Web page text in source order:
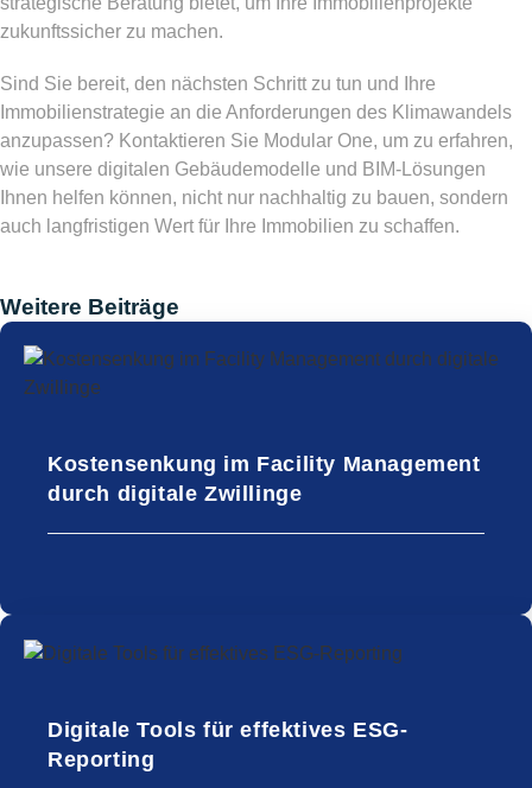
zukunftssicher zu machen.
Sind Sie bereit, den nächsten Schritt zu tun und Ihre
Immobilienstrategie an die Anforderungen des Klimawandels
anzupassen? Kontaktieren Sie Modular One, um zu erfahren,
wie unsere digitalen Gebäudemodelle und BIM-Lösungen
Ihnen helfen können, nicht nur nachhaltig zu bauen, sondern
auch langfristigen Wert für Ihre Immobilien zu schaffen.
Weitere Beiträge
Kostensenkung im Facility Management
durch digitale Zwillinge
Digitale Tools für effektives ESG-
Reporting